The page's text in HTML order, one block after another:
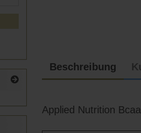
Beschreibung
Applied Nutrition